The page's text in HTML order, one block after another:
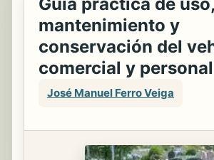
mantenimiento y
conservación del
comercial y personal
José Manuel Ferro Veiga